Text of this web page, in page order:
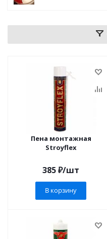
Пена монтажная
Stroyflex
385₽/шт
В корзину